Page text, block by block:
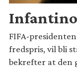
Infantino
FIFA-
fredspris, vil bli
bekrefter at den